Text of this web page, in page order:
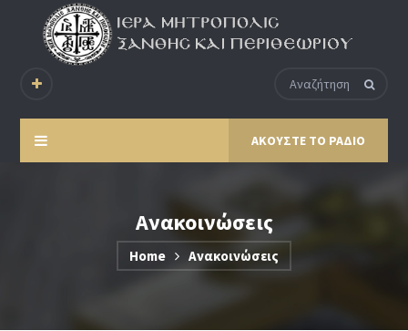
ΑΚΟΥΣΤΕ ΤΟ ΡΑΔΙΟ
Ανακοινώσεις
Home Ανακοινώσεις